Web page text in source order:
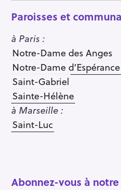
Paroisses et
à Paris :
Notre-Dame des Anges
Notre-Dame d’Espérance
Saint-Gabriel
Sainte-Hélène
à Marseille :
Saint-Luc
Abonnez-vous à